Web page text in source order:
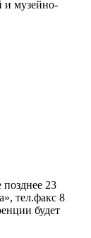
и музейно-
позднее 23
тел.факс 8
будет